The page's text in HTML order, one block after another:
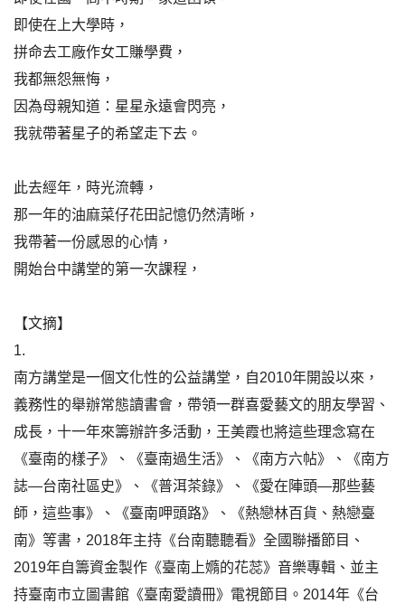
即使在上大學時，
拼命去工廠作女工賺學費，
我都無怨無悔，
因為母親知道：星星永遠會閃亮，
我就帶著星子的希望走下去。
此去經年，時光流轉，
那一年的油麻菜仔花田記憶仍然清晰，
我帶著一份感恩的心情，
開始台中講堂的第一次課程，
【文摘】
1.
南方講堂是一個文化性的公益講堂，自2010年開設以來，
義務性的舉辦常態讀書會，帶領一群喜愛藝文的朋友學習、
成長，十一年來籌辦許多活動，王美霞也將這些理念寫在
《臺南的樣子》、《臺南過生活》、《南方六帖》、《南方
誌—台南社區史》、《普洱茶錄》、《愛在陣頭—那些藝
師，這些事》、《臺南呷頭路》、《熱戀林百貨、熱戀臺
南》等書，2018年主持《台南聽聽看》全國聯播節目、
2019年自籌資金製作《臺南上嫷的花蕊》音樂專輯、並主
持臺南市立圖書館《臺南愛讀冊》電視節目。2014年《台